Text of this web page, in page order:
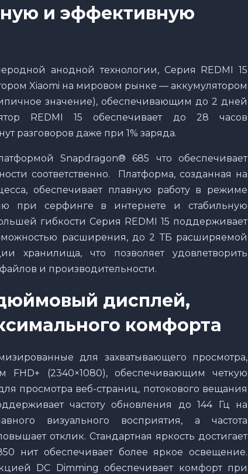
и эффективную
анодной технологии, Cерия REDMI 15
Xiaomi на мировом рынке — аккумулятором
значение), обеспечивающим до 2 дней
REDMI 15 обеспечивает до 28 часов
разговоров даже при 1% заряда.
Snapdragon® 685 что обеспечивает
соответственно. Платформа, созданная на
обеспечивает плавную работу в режиме
при серфинге в интернете и стабильную
гибкости Cерия REDMI 15 поддерживает
расширения, до 2 ТБ расширяемой
хранилища, что позволяет удовлетворить
и производительности.
дисплей,
комфорта
для захватывающего просмотра,
(2340×1080), обеспечивающим четкую
просмотра веб-страниц, потокового вещания
частоту обновления до 144 Гц на
визуального восприятия, а частота
отклик. Стандартная яркость достигает
нит обеспечивает более яркое освещение.
DC Dimming обеспечивает комфорт при